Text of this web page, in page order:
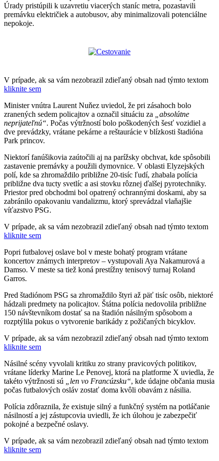
Úrady pristúpili k uzavretiu viacerých staníc metra, pozastavili
premávku električiek a autobusov, aby minimalizovali potenciálne
nepokoje.
V prípade, ak sa vám nezobrazil zdieľaný obsah nad týmto textom
kliknite sem
Minister vnútra Laurent Nuňez uviedol, že pri zásahoch bolo
zranených sedem policajtov a označil situáciu za
„absolútne
neprijateľnú“. Počas výtržností bolo poškodených šesť vozidiel a
dve prevádzky, vrátane pekárne a reštaurácie v blízkosti štadióna
Park princov.
Niektorí fanúšikovia zaútočili aj na parížsky obchvat, kde spôsobili
zastavenie premávky a použili dymovnice. V oblasti Elyzejských
polí, kde sa zhromaždilo približne 20-tisíc ľudí, zhabala polícia
približne dva tucty svetlíc a asi stovku rôznej ďalšej pyrotechniky.
Priestor pred obchodmi bol opatrený ochrannými doskami, aby sa
zabránilo opakovaniu vandalizmu, ktorý sprevádzal vlaňajšie
víťazstvo PSG.
V prípade, ak sa vám nezobrazil zdieľaný obsah nad týmto textom
kliknite sem
Popri futbalovej oslave bol v meste bohatý program vrátane
koncertov známych interpretov – vystupovali Aya Nakamurová a
Damso. V meste sa tiež koná prestížny tenisový turnaj Roland
Garros.
Pred štadiónom PSG sa zhromaždilo štyri až päť tisíc osôb, niektoré
hádzali predmety na policajtov. Štátna polícia nedovolila približne
150 návštevníkom dostať sa na štadión násilným spôsobom a
rozptýlila pokus o vytvorenie barikády z požičaných bicyklov.
V prípade, ak sa vám nezobrazil zdieľaný obsah nad týmto textom
kliknite sem
Násilné scény vyvolali kritiku zo strany pravicových politikov,
vrátane líderky Marine Le Penovej, ktorá na platforme X uviedla, že
takéto výtržnosti sú
„len vo Francúzsku“, kde údajne občania musia
počas futbalových osláv zostať doma kvôli obavám z násilia.
Polícia zdôraznila, že existuje silný a funkčný systém na potláčanie
násilností a jej zástupcovia uviedli, že ich úlohou je zabezpečiť
pokojné a bezpečné oslavy.
V prípade, ak sa vám nezobrazil zdieľaný obsah nad týmto textom
kliknite sem